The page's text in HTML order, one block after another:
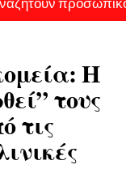
Η
τους
τις